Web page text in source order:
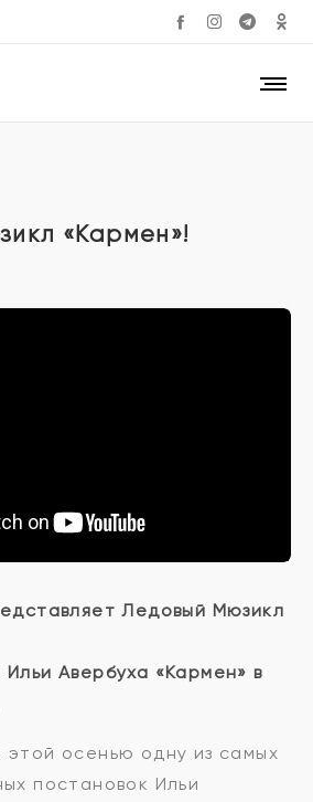
«Кармен»!
Ледовый Мюзикл
Авербуха «Кармен» в
осенью одну из самых
постановок Ильи